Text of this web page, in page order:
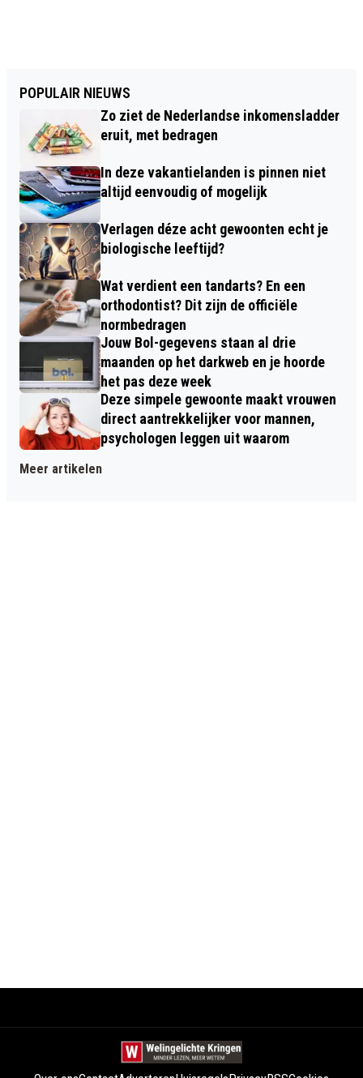
POPULAIR NIEUWS
Zo ziet de Nederlandse inkomensladder
eruit, met bedragen
In deze vakantielanden is pinnen niet
altijd eenvoudig of mogelijk
Verlagen déze acht gewoonten echt je
biologische leeftijd?
Wat verdient een tandarts? En een
orthodontist? Dit zijn de officiële
normbedragen
Jouw Bol-gegevens staan al drie
maanden op het darkweb en je hoorde
het pas deze week
Deze simpele gewoonte maakt vrouwen
direct aantrekkelijker voor mannen,
psychologen leggen uit waarom
Meer artikelen